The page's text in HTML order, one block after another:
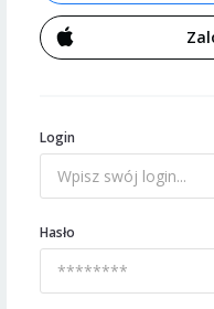
Login
Hasło